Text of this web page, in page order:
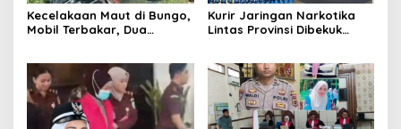
Kecelakaan Maut di Bungo,
Mobil Terbakar, Dua
Kurir Jaringan Narkotika
Lintas Provinsi Dibekuk